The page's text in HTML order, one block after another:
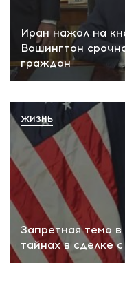
Иран нажал на
Вашингтон
граждан
Запретная тема
тайнах в сделке
ЖИЗНЬ